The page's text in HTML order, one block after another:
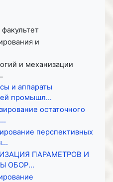
и
и механизации
и аппараты
промышл...
остаточного
перспективных
ПАРАМЕТРОВ И
ОБОР...